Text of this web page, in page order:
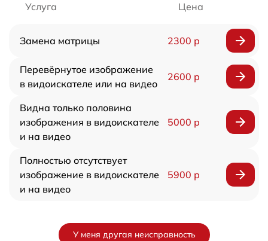
Услуга Цена
Замена матрицы 2300 р
Перевёрнутое изображение
в видоискателе или на видео
2600 р
Видна только половина
изображения в видоискателе
и на видео
5000 р
Полностью отсутствует
изображение в видоискателе
и на видео
5900 р
У меня другая неисправность